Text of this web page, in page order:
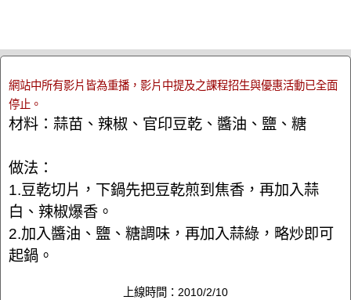
網站中所有影片皆為重播，影片中提及之課程招生與優惠活動已全面
停止。
材料：蒜苗、辣椒、官印豆乾、醬油、鹽、糖
做法：
1.豆乾切片，下鍋先把豆乾煎到焦香，再加入蒜
白、辣椒爆香。
2.加入醬油、鹽、糖調味，再加入蒜綠，略炒即可
起鍋。
上線時間：2010/2/10